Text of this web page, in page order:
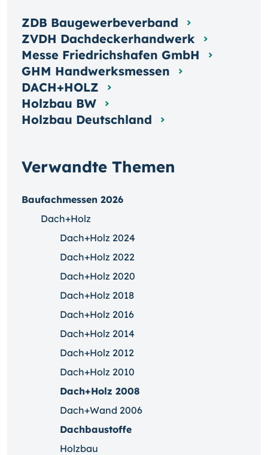
Verwandte Themen
Baufachmessen 2026
Dach+Holz
Dach+Holz 2024
Dach+Holz 2022
Dach+Holz 2020
Dach+Holz 2018
Dach+Holz 2016
Dach+Holz 2014
Dach+Holz 2012
Dach+Holz 2010
Dach+Holz 2008
Dach+Wand 2006
Dachbaustoffe
Holzbau
ZDB Baugewerbeverband
ZVDH Dachdeckerhandwerk
Messe Friedrichshafen GmbH
GHM Handwerksmessen
DACH+HOLZ
Holzbau BW
Holzbau Deutschland